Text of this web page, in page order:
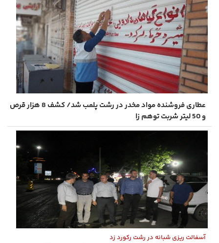
عطاری فروشنده مواد مخدر در رشت پلمب شد/ کشف 8 هزار قرص
و 50 لیتر شربت توهم ‌زا
آسفالت‌ ریزی شبانه در رشت رکورد زد